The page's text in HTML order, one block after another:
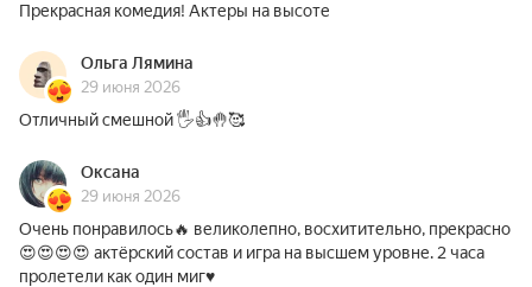
Прекрасная комедия! Актеры на высоте
Ольга Лямина
29 июня 2026
Отличный смешной 🖐️👍🤚🥰
Оксана
29 июня 2026
Очень понравилось🔥 великолепно, восхитительно, прекрасно
😍😍😍😍 актёрский состав и игра на высшем уровне. 2 часа
пролетели как один миг♥️